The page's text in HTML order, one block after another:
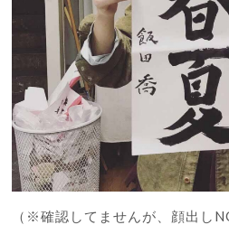
（※確認してませんが、顔出し